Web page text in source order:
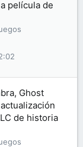
película de
Ghost
de historia